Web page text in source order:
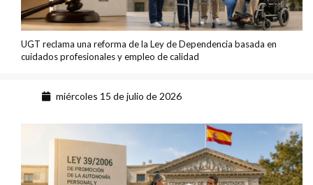
UGT reclama una reforma de la Ley de Dependencia basada en
cuidados profesionales y empleo de calidad
miércoles 15 de julio de 2026